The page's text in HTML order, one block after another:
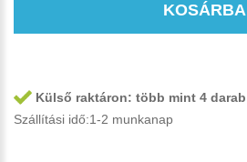
KOSÁRBA
Külső raktáron: több mint 4 darab
Szállítási idő:1-2 munkanap